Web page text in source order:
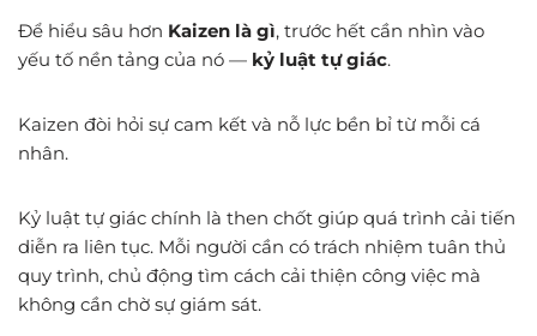
Để hiểu sâu hơn Kaizen là gì, trước hết cần nhìn vào
yếu tố nền tảng của nó — kỷ luật tự giác.
Kaizen đòi hỏi sự cam kết và nỗ lực bền bỉ từ mỗi cá
nhân.
Kỷ luật tự giác chính là then chốt giúp quá trình cải tiến
diễn ra liên tục. Mỗi người cần có trách nhiệm tuân thủ
quy trình, chủ động tìm cách cải thiện công việc mà
không cần chờ sự giám sát.